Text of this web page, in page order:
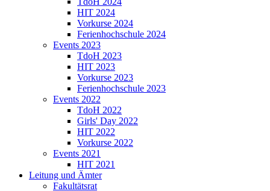
HIT 2024
Vorkurse 2024
Ferienhochschule 2024
Events 2023
TdoH 2023
HIT 2023
Vorkurse 2023
Ferienhochschule 2023
Events 2022
TdoH 2022
Girls' Day 2022
HIT 2022
Vorkurse 2022
Events 2021
HIT 2021
Leitung und Ämter
Fakultätsrat